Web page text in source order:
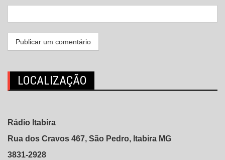
LOCALIZAÇÃO
Rádio Itabira
Rua dos Cravos 467, São Pedro, Itabira MG
3831-2928